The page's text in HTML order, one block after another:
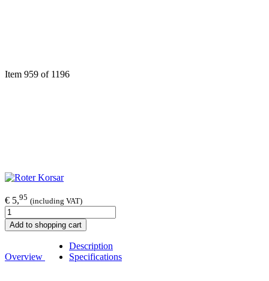
Item 959 of 1196
€ 5,95 (including VAT)
Add to shopping cart
Overview
Description
Specifications